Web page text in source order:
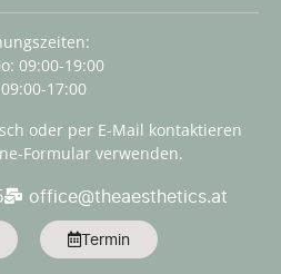
09:00-19:00
17:00
oder per E-Mail kontaktieren
Formular verwenden.
office@theaesthetics.at
Termin